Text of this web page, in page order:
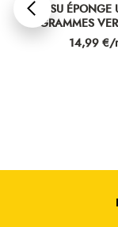
TISSU
GRAMMES
Prix
14,99 €/